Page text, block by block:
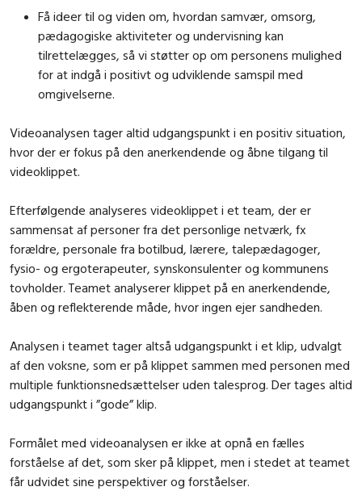
Få ideer til og viden om, hvordan samvær, omsorg,
pædagogiske aktiviteter og undervisning kan
tilrettelægges, så vi støtter op om personens mulighed
for at indgå i positivt og udviklende samspil med
omgivelserne.
Videoanalysen tager altid udgangspunkt i en positiv situation,
hvor der er fokus på den anerkendende og åbne tilgang til
videoklippet.
Efterfølgende analyseres videoklippet i et team, der er
sammensat af personer fra det personlige netværk, fx
forældre, personale fra botilbud, lærere, talepædagoger,
fysio- og ergoterapeuter, synskonsulenter og kommunens
tovholder. Teamet analyserer klippet på en anerkendende,
åben og reflekterende måde, hvor ingen ejer sandheden.
Analysen i teamet tager altså udgangspunkt i et klip, udvalgt
af den voksne, som er på klippet sammen med personen med
multiple funktionsnedsættelser uden talesprog. Der tages altid
udgangspunkt i ”gode” klip.
Formålet med videoanalysen er ikke at opnå en fælles
forståelse af det, som sker på klippet, men i stedet at teamet
får udvidet sine perspektiver og forståelser.